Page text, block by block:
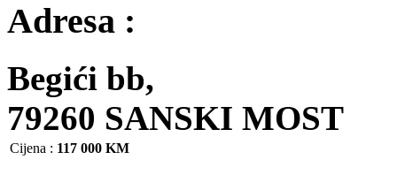
Adresa :
Begići bb,
79260 SANSKI MOST
Cijena : 117 000 KM